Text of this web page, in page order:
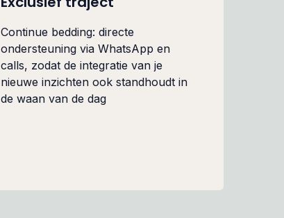
Continue bedding: directe
ondersteuning via WhatsApp en
calls, zodat de integratie van je
nieuwe inzichten ook standhoudt in
de waan van de dag